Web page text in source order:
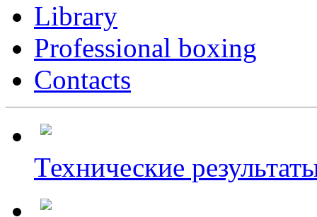
Library
Professional boxing
Contacts
Технические